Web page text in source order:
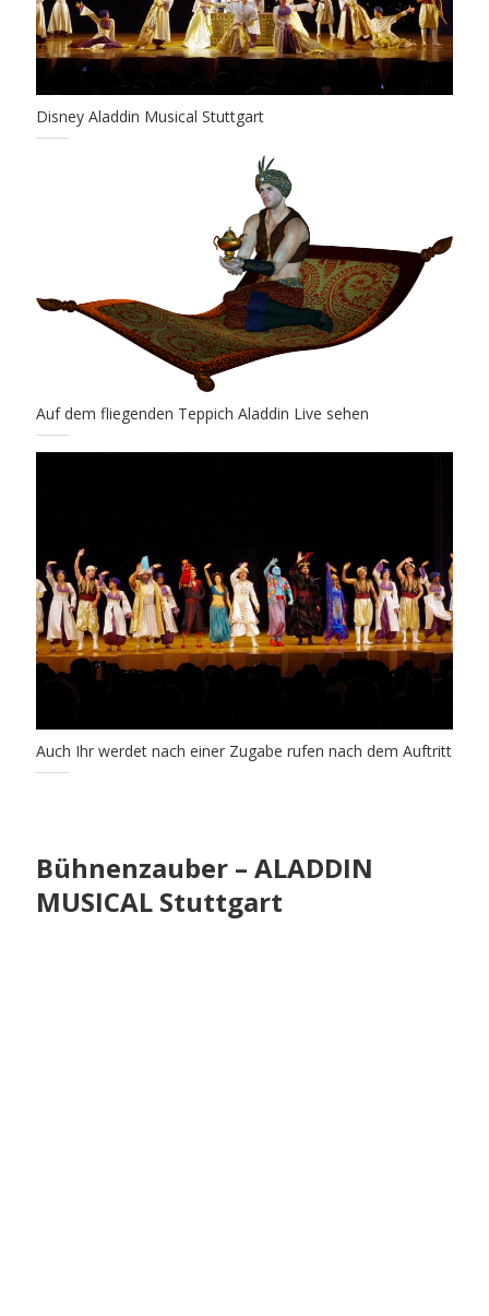
Disney Aladdin Musical Stuttgart
Auf dem fliegenden Teppich Aladdin Live sehen
Auch Ihr werdet nach einer Zugabe rufen nach dem Auftritt
Bühnenzauber – ALADDIN
MUSICAL Stuttgart